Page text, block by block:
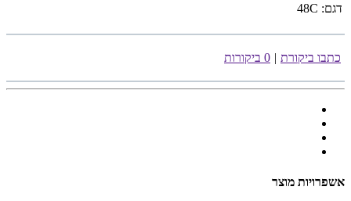
דגם: 48C
כתבו ביקורת | 0 ביקורות
אשפרויות מוצר